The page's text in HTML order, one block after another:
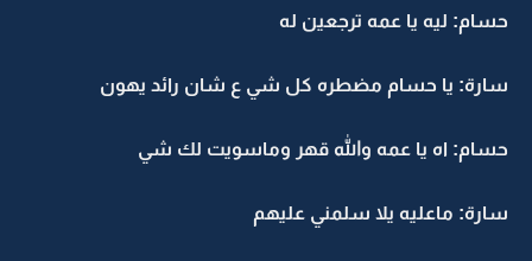
حسام: ليه يا عمه ترجعين له
سارة: يا حسام مضطره كل شي ع شان رائد يهون
حسام: اه يا عمه والله قهر وماسويت لك شي
سارة: ماعليه يلا سلمني عليهم